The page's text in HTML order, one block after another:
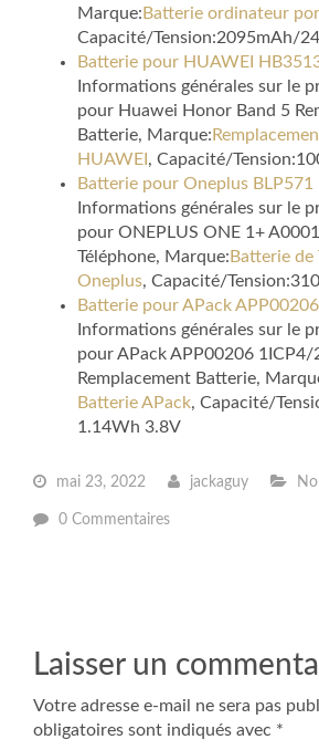
Marque: Batterie ordinateur
Capacité/Tension:2095mAh/
Batterie pour HUAWEI
Informations générales sur le
pour Huawei Honor Band 5
Batterie, Marque:
HUAWEI , Capacité/
Batterie pour Oneplus BLP571
Informations générales sur le
pour ONEPLUS ONE 1+
Téléphone, Marque: Batterie de
Oneplus, Capacité/
Batterie pour APack APP00206
Informations générales sur le
pour APack APP00206
Remplacement Batterie,
Batterie APack, Capacité/
1.14Wh 3.8V
mai 23, 2022 jackaguy
0 Commentaires
Laisser un
Votre adresse e-mail ne sera pas
obligatoires sont indiqués avec *